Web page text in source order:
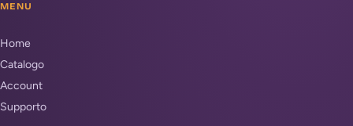
MENU
Home
Catalogo
Account
Supporto